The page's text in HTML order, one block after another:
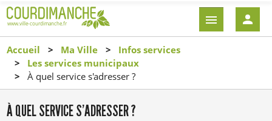
contenu
principal
EN-
TÊTE
Accueil Ma Ville
Infos services
Les services municipaux
À quel service s'adresser ?
À QUEL SERVICE S'ADRESSER ?